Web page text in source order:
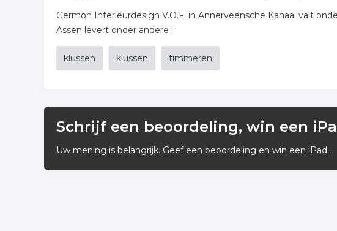
Germon Interieurdesign V.O.F. in Annerveensche Kanaal valt
Assen levert onder andere :
klussen klussen timmeren
Schrijf een beoordeling, win een
Uw mening is belangrijk. Geef een beoordeling en win een iPad.